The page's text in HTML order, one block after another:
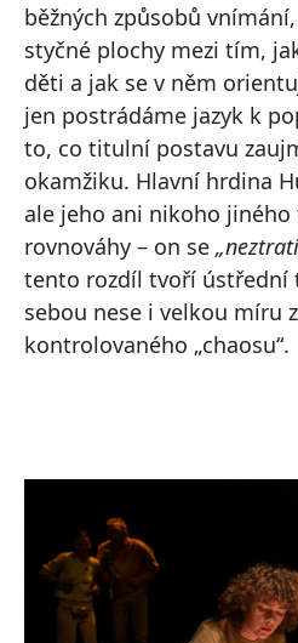
běžných způsobů
styčné plochy mezi tím,
děti a jak se v něm
jen postrádáme jazyk k
to, co titulní postavu
okamžiku. Hlavní hrdina
ale jeho ani nikoho jiného
rovnováhy – on se
tento rozdíl tvoří ústřední
sebou nese i velkou míru
kontrolovaného „chaosu“.